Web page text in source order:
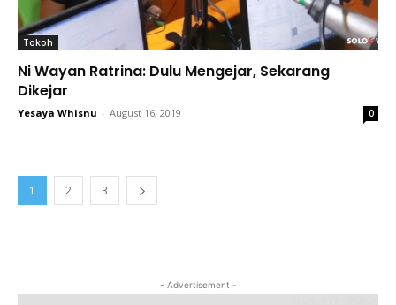
Tokoh
Ni Wayan Ratrina: Dulu Mengejar, Sekarang
Dikejar
Yesaya Whisnu - August 16, 2019 0
1 2 3
- Advertisement -